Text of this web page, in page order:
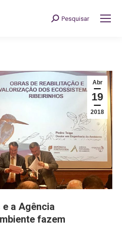
Search:
Pesquisar
Abr
19
2018
a Agência
fazem